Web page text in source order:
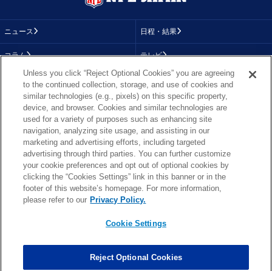
ニュース 日程・結果
コラム テレビ
画像
順位表
About NFL
More NFL 特集
TOP お問い合わせ FAQ
PHOTO BY AP Images / PHOTO BY Getty Images
Unless you click “Reject Optional Cookies” you are agreeing
to the continued collection, storage, and use of cookies and
similar technologies (e.g., pixels) on this specific property,
device, and browser. Cookies and similar technologies are
used for a variety of purposes such as enhancing site
navigation, analyzing site usage, and assisting in our
marketing and advertising efforts, including targeted
advertising through third parties. You can further customize
your cookie preferences and opt out of optional cookies by
clicking the “Cookies Settings” link in this banner or in the
footer of this website’s homepage. For more information,
please refer to our Privacy Policy.
Cookie Settings
Reject Optional Cookies